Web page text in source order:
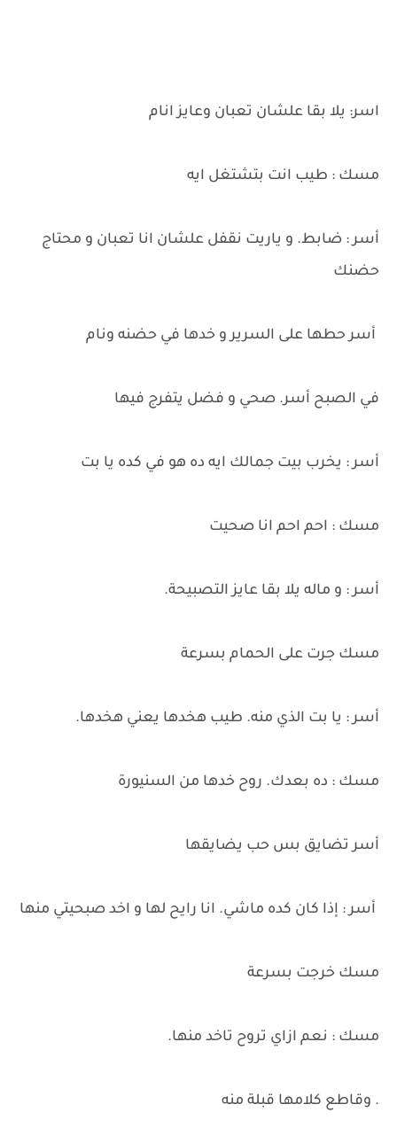
اسر: يلا بقا علشان تعبان وعايز انام
مسك : طيب انت بتشتغل ايه
أسر : ضابط. و ياريت نقفل علشان انا تعبان و محتاج
حضنك
أسر حطها على السرير و خدها في حضنه ونام
في الصبح أسر. صحي و فضل يتفرج فيها
أسر : يخرب بيت جمالك ايه ده هو في كده يا بت
مسك : احم احم انا صحيت
أسر : و ماله يلا بقا عايز التصبيحة.
مسك جرت على الحمام بسرعة
أسر : يا بت الذي منه. طيب هخدها يعني هخدها.
مسك : ده بعدك. روح خدها من السنيورة
أسر تضايق بس حب يضايقها
أسر : إذا كان كده ماشي. انا رايح لها و اخد صبحيتي منها
مسك خرجت بسرعة
مسك : نعم ازاي تروح تاخد منها.
. وقاطع كلامها قبلة منه